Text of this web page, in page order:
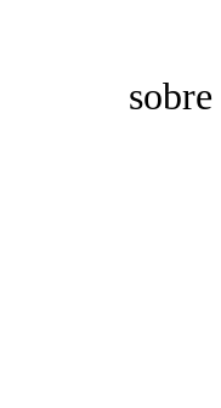
sobre